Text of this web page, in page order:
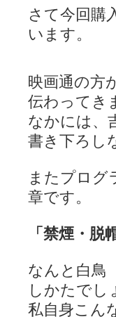
さて今回購
います。
映画通の方
伝わってき
なかには、
書き下ろし
またプログ
章です。
「禁煙・
なんと白鳥
しかたでし
私自身こん